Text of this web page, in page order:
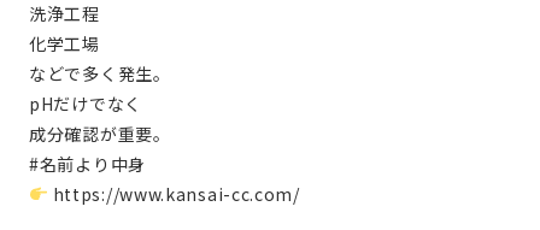
洗浄工程
化学工場
などで多く発生。
pHだけでなく
成分確認が重要。
#名前より中身
https://www.kansai-cc.com/